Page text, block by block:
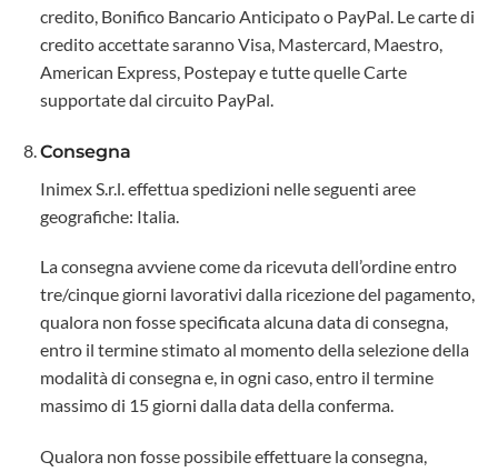
credito, Bonifico Bancario Anticipato o PayPal. Le carte di
credito accettate saranno Visa, Mastercard, Maestro,
American Express, Postepay e tutte quelle Carte
supportate dal circuito PayPal.
Consegna
Inimex S.r.l. effettua spedizioni nelle seguenti aree
geografiche: Italia.
La consegna avviene come da ricevuta dell’ordine entro
tre/cinque giorni lavorativi dalla ricezione del pagamento,
qualora non fosse specificata alcuna data di consegna,
entro il termine stimato al momento della selezione della
modalità di consegna e, in ogni caso, entro il termine
massimo di 15 giorni dalla data della conferma.
Qualora non fosse possibile effettuare la consegna,